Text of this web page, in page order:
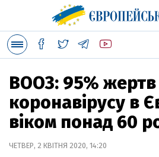
ВООЗ: 95% жертв
коронавірусу в
віком понад 60
ЧЕТВЕР, 2 КВІТНЯ 2020, 14:20